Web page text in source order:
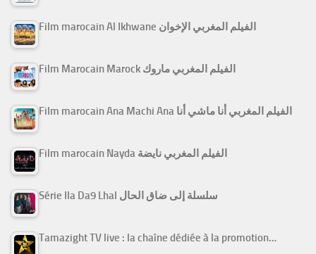
Film marocain Al Ikhwane الفيلم المغربي الإخوان
Film Marocain Marock الفيلم المغربي ماروك
Film marocain Ana Machi Ana الفيلم المغربي أنا ماشي أنا
Film marocain Nayda الفيلم المغربي نايضة
Série Ila Da9 Lhal سلسلة إلى ضاق الحال
Tamazight TV live : la chaîne dédiée à la promotion…